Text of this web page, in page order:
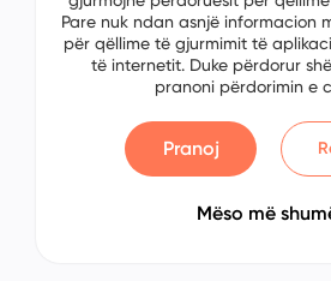
Pare nuk ndan asnjë informacion
për qëllime të gjurmimit të
të internetit. Duke përdorur
pranoni përdorimin e
Pranoj
Mëso më